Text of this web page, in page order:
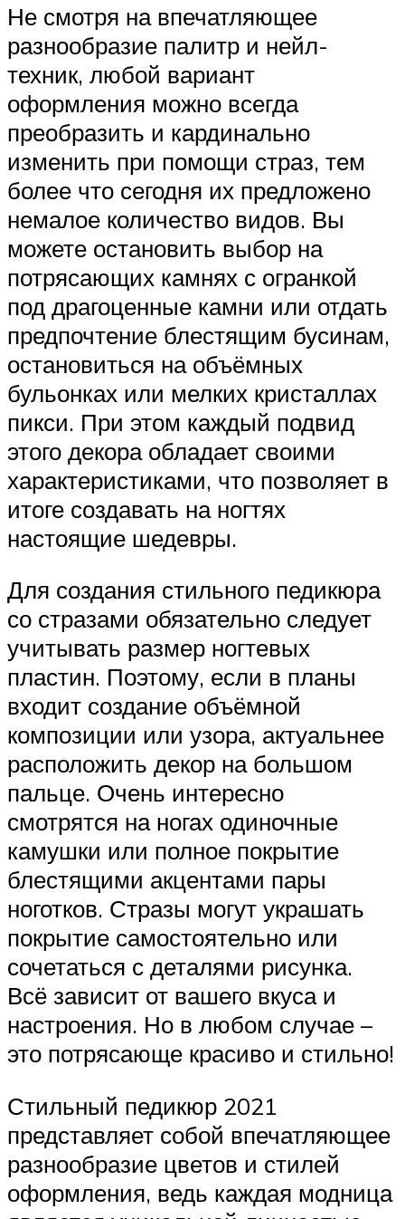
Не смотря на впечатляющее
разнообразие палитр и нейл-
техник, любой вариант
оформления можно всегда
преобразить и кардинально
изменить при помощи страз, тем
более что сегодня их предложено
немалое количество видов. Вы
можете остановить выбор на
потрясающих камнях с огранкой
под драгоценные камни или отдать
предпочтение блестящим бусинам,
остановиться на объёмных
бульонках или мелких кристаллах
пикси. При этом каждый подвид
этого декора обладает своими
характеристиками, что позволяет в
итоге создавать на ногтях
настоящие шедевры.
Для создания стильного педикюра
со стразами обязательно следует
учитывать размер ногтевых
пластин. Поэтому, если в планы
входит создание объёмной
композиции или узора, актуальнее
расположить декор на большом
пальце. Очень интересно
смотрятся на ногах одиночные
камушки или полное покрытие
блестящими акцентами пары
ноготков. Стразы могут украшать
покрытие самостоятельно или
сочетаться с деталями рисунка.
Всё зависит от вашего вкуса и
настроения. Но в любом случае –
это потрясающе красиво и стильно!
Стильный педикюр 2021
представляет собой впечатляющее
разнообразие цветов и стилей
оформления, ведь каждая модница